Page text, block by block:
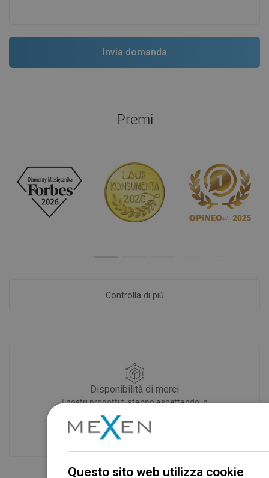
Premi
Controlla di più
Disponibilità di merci
I nostri prodotti ti stanno aspettando in
un moderno magazzino.Sempre pronto
a spedire!
Questo sito web utilizza cookie